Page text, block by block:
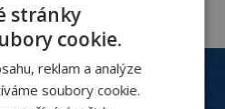
servis
244 466 792
stránky
cookie.
reklam a analýze
soubory cookie.